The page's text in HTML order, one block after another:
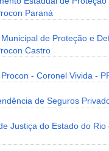
Paraná
de Proteção e
Castro
- Coronel Vivida -
de Seguros
Justiça do Estado do Rio